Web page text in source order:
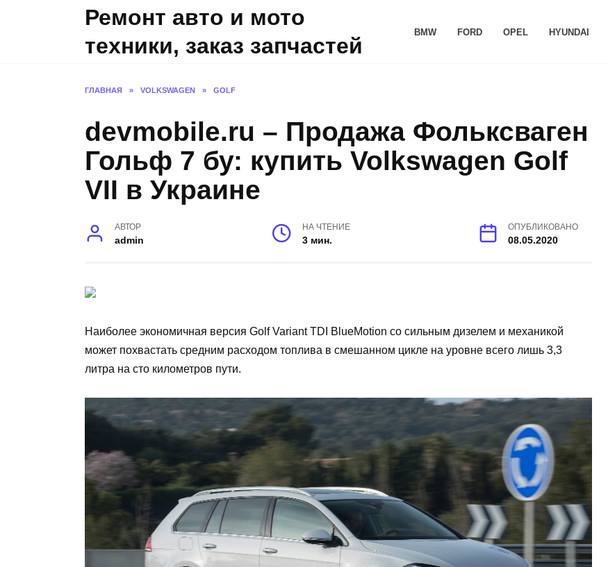
Ремонт авто и мото
техники, заказ запчастей
BMW FORD OPEL HYUNDAI
ГЛАВНАЯ » VOLKSWAGEN » GOLF
devmobile.ru – Продажа Фольксваген
Гольф 7 бу: купить Volkswagen Golf
VII в Украине
АВТОР
admin
НА ЧТЕНИЕ
3 мин.
ОПУБЛИКОВАНО
08.05.2020
Наиболее экономичная версия Golf Variant TDI BlueMotion со сильным дизелем и механикой
может похвастать средним расходом топлива в смешанном цикле на уровне всего лишь 3,3
литра на сто километров пути.